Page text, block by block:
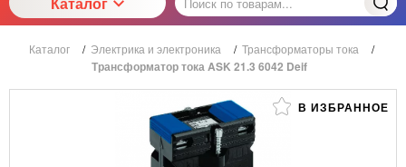
Каталог / Электрика и электроника / Трансформаторы тока /
Трансформатор тока ASK 21.3 6042 Deif
В ИЗБРАННОЕ